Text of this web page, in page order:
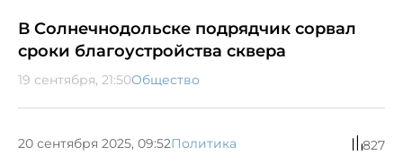
В Солнечнодольске подрядчик сорвал
сроки благоустройства сквера
19 сентября, 21:50Общество
20 сентября 2025, 09:52Политика 827